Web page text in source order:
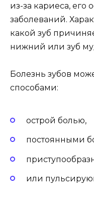
из-за кариеса,
заболеваний.
какой зуб
нижний или зуб
Болезнь зубов
способами:
острой болью,
постоянными
или